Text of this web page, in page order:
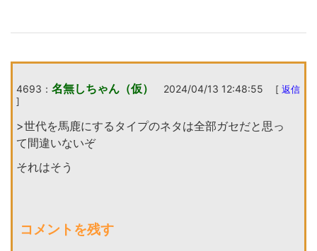
4693： 名無しちゃん（仮） 2024/04/13 12:48:55 [ 返信
]
>世代を馬鹿にするタイプのネタは全部ガセだと思っ
て間違いないぞ
それはそう
コメントを残す